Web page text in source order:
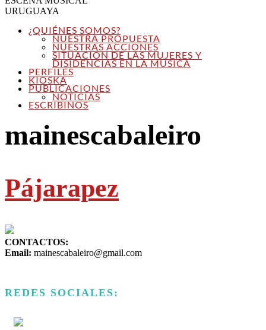
URUGUAYA
¿QUIÉNES SOMOS?
NUESTRA PROPUESTA
NUESTRAS ACCIONES
SITUACIÓN DE LAS MUJERES Y
DISIDENCIAS EN LA MÚSICA
PERFILES
KIOSKA
PUBLICACIONES
NOTICIAS
ESCRIBINOS
mainescabaleiro
Pájarapez
CONTACTOS:
Email: mainescabaleiro@gmail.com
REDES SOCIALES: